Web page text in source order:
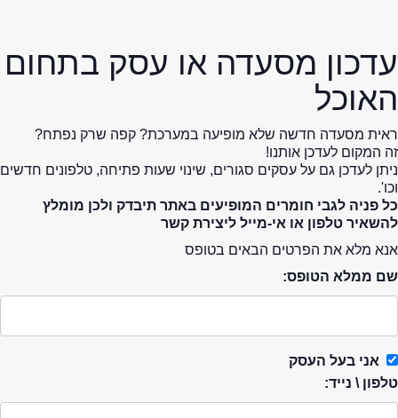
עדכון מסעדה או עסק בתחום
האוכל
ראית מסעדה חדשה שלא מופיעה במערכת? קפה שרק נפתח?
זה המקום לעדכן אותנו!
ניתן לעדכן גם על עסקים סגורים, שינוי שעות פתיחה, טלפונים חדשים
וכו'.
כל פניה לגבי חומרים המופיעים באתר תיבדק ולכן מומלץ
להשאיר טלפון או אי-מייל ליצירת קשר
אנא מלא את הפרטים הבאים בטופס
שם ממלא הטופס:
אני בעל העסק
טלפון \ נייד: